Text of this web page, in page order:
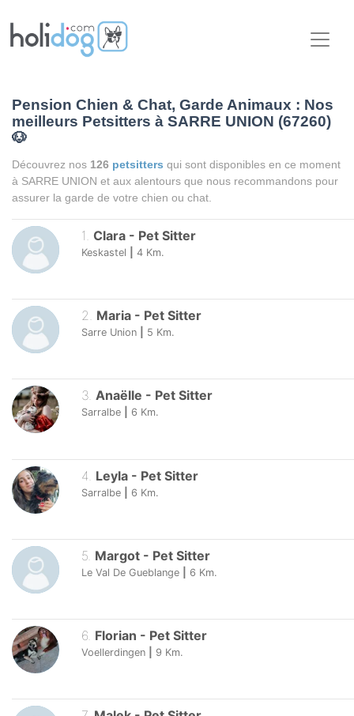
Pension Chien & Chat, Garde Animaux : Nos
meilleurs Petsitters à SARRE UNION (67260)
🐶
Découvrez nos 126 petsitters qui sont disponibles en ce moment
à SARRE UNION et aux alentours que nous recommandons pour
assurer la garde de votre chien ou chat.
1. Clara - Pet Sitter
Keskastel 4 Km.
2. Maria - Pet Sitter
Sarre Union 5 Km.
3. Anaëlle - Pet Sitter
Sarralbe 6 Km.
4 Leyla - Pet Sitter
Sarralbe 6 Km.
5 Margot - Pet Sitter
Le Val De Gueblange 6 Km.
6. Florian - Pet Sitter
Voellerdingen 9 Km.